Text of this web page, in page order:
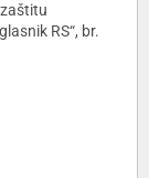
RS“, br.